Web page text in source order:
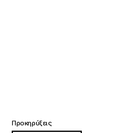
Προκηρύξεις